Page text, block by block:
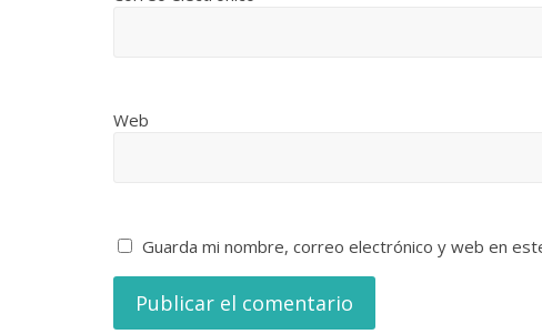
Web
Guarda mi nombre, correo electrónico y web en